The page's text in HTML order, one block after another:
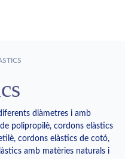
diàmetres i amb
polipropilè, cordons elàstics
cordons elàstics de cotó,
amb matèries naturals i